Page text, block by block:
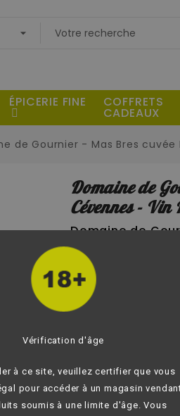
Vérification d'âge
à ce site, veuillez certifier que vous
pour accéder à un magasin
soumis à une limite d'âge. Vous
ÉPICERIE FINE COFFRETS
CADEAUX
de Gournier - Mas Bres
Domaine de
Cévennes - Vin
Domaine de
Au nez, des arômes
En bouche, une
MARQUE:
6,90 €
- +